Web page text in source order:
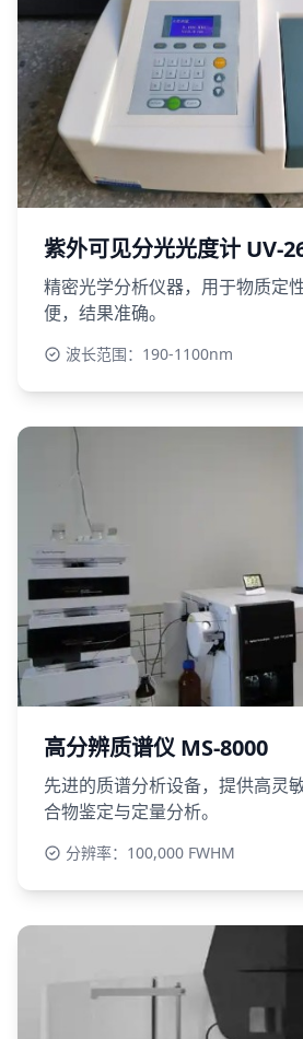
紫外可见分光光度计 UV-
精密光学分析仪器，用于物质定
便，结果准确。
波长范围：190-1100nm
高分辨质谱仪 MS-8000
先进的质谱分析设备，提供高灵
合物鉴定与定量分析。
分辨率：100,000 FWHM